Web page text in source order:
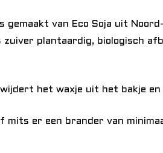
gemaakt van Eco Soja uit
zuiver plantaardig, biologisch
het waxje uit het bakje
mits er een brander van